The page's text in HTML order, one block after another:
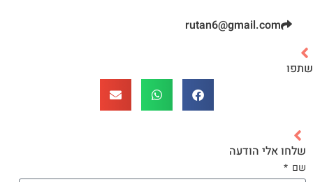
rutan6@gmail.com
שתפו
שלחו אלי הודעה
שם